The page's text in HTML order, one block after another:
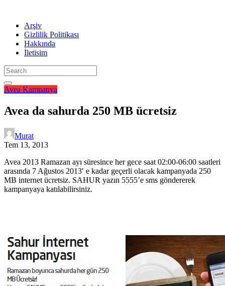
Arşiv
Gizlilik Politikası
Hakkında
İletisim
Avea Kampanya
Avea da sahurda 250 MB ücretsiz
Murat
Tem 13, 2013
Avea 2013 Ramazan ayı süresince her gece saat 02:00-06:00 saatleri
arasında 7 Ağustos 2013′ e kadar geçerli olacak kampanyada 250
MB internet ücretsiz. SAHUR yazın 5555’e sms göndererek
kampanyaya katılabilirsiniz.